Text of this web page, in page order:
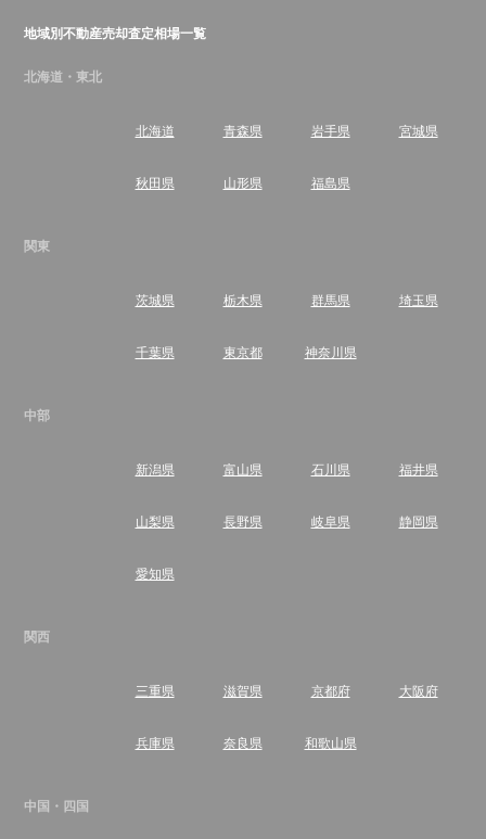
地域別不動産売却査定相場一覧
北海道・東北
北海道 青森県 岩手県 宮城県
秋田県 山形県 福島県
関東
茨城県 栃木県 群馬県 埼玉県
千葉県 東京都 神奈川県
中部
新潟県 富山県 石川県 福井県
山梨県 長野県 岐阜県 静岡県
愛知県
関西
三重県 滋賀県 京都府 大阪府
兵庫県 奈良県 和歌山県
中国・四国